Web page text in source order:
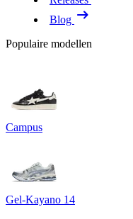
Blog
Populaire modellen
Campus
Gel-Kayano 14